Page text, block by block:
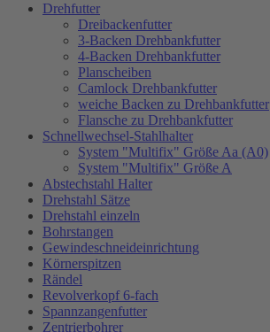
Drehfutter
Dreibackenfutter
3-Backen Drehbankfutter
4-Backen Drehbankfutter
Planscheiben
Camlock Drehbankfutter
weiche Backen zu Drehbankfutter
Flansche zu Drehbankfutter
Schnellwechsel-Stahlhalter
System "Multifix" Größe Aa (A0)
System "Multifix" Größe A
Abstechstahl Halter
Drehstahl Sätze
Drehstahl einzeln
Bohrstangen
Gewindeschneideinrichtung
Körnerspitzen
Rändel
Revolverkopf 6-fach
Spannzangenfutter
Zentrierbohrer